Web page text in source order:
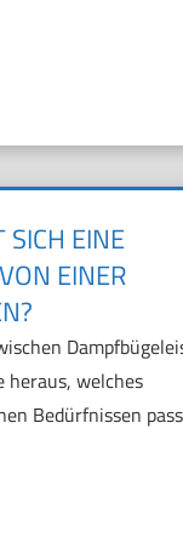
SICH EINE
EINER
heraus, welches
Bedürfnissen